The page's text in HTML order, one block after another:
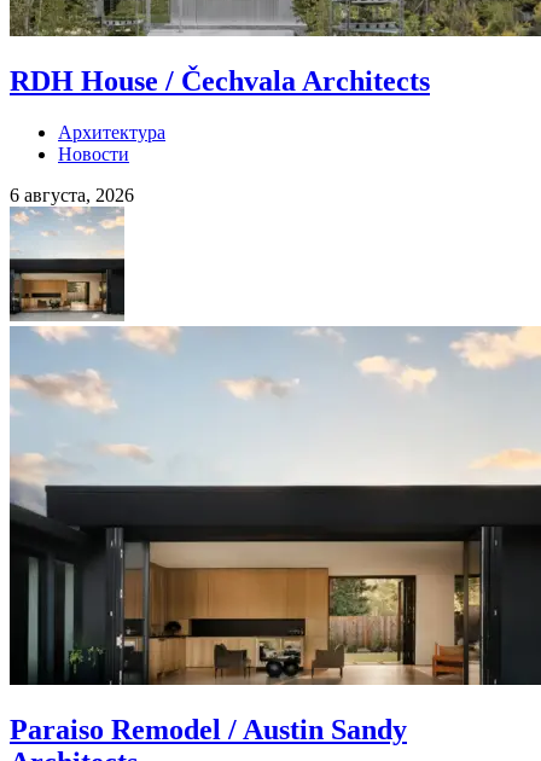
RDH House / Čechvala Architects
Архитектура
Новости
6 августа, 2026
Paraiso Remodel / Austin Sandy